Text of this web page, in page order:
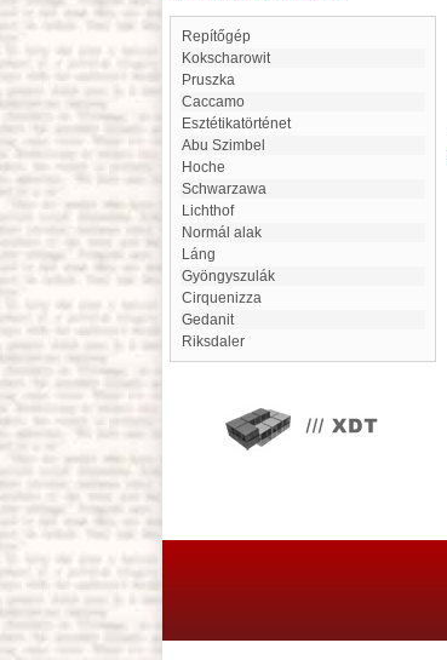
Repítőgép
Kokscharowit
Pruszka
Caccamo
esztétikatörténet
Abu Szimbel
Hoche
Schwarzawa
lichthof
normál alak
láng
Gyöngyszulák
Cirquenizza
Gedanit
Riksdaler